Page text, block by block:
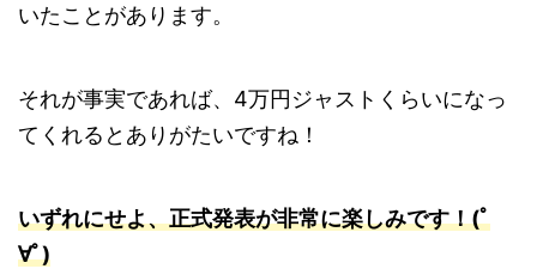
いたことがあります。
それが事実であれば、4万円ジャストくらいになっ
てくれるとありがたいですね！
いずれにせよ、正式発表が非常に楽しみです！(ﾟ
∀ﾟ)